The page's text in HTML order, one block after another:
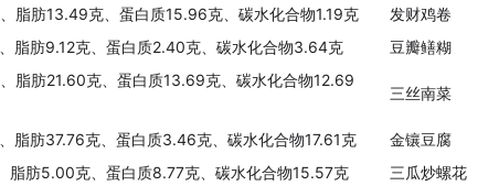
脂肪13.49克、蛋白质15.96克、碳水化合物1.19克 发财鸡卷
脂肪9.12克、蛋白质2.40克、碳水化合物3.64克 豆瓣鳝糊
脂肪21.60克、蛋白质13.69克、碳水化合物12.69
三丝南菜
脂肪37.76克、蛋白质3.46克、碳水化合物17.61克 金镶豆腐
脂肪5.00克、蛋白质8.77克、碳水化合物15.57克 三瓜炒螺花